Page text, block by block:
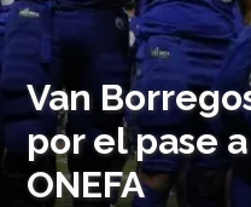
Van
por el pase
ONEFA